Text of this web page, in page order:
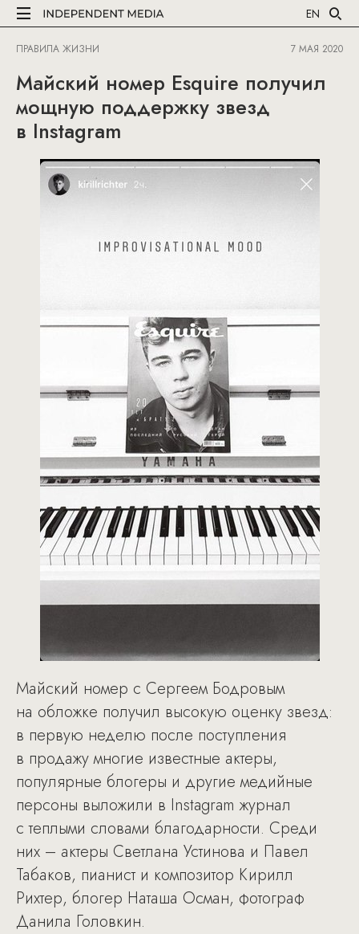
EN
ПРАВИЛА ЖИЗНИ 7 МАЯ 2020
Майский номер Esquire получил
мощную поддержку звезд
в Instagram
Майский номер с Сергеем Бодровым
на обложке получил высокую оценку звезд:
в первую неделю после поступления
в продажу многие известные актеры,
популярные блогеры и другие медийные
персоны выложили в Instagram журнал
с теплыми словами благодарности. Среди
них – актеры Светлана Устинова и Павел
Табаков, пианист и композитор Кирилл
Рихтер, блогер Наташа Осман, фотограф
Данила Головкин.